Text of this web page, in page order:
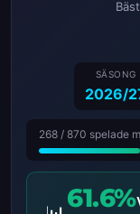
SÄSONG
2026/
268 / 870 spelade
61.6%